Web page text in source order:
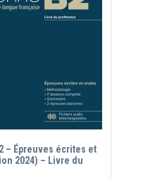
– Épreuves écrites et
2024) – Livre du